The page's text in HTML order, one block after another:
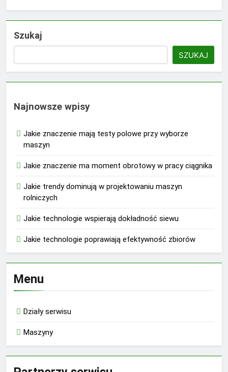
Szukaj
SZUKAJ
Najnowsze wpisy
Jakie znaczenie mają testy polowe przy wyborze
maszyn
Jakie znaczenie ma moment obrotowy w pracy ciągnika
Jakie trendy dominują w projektowaniu maszyn
rolniczych
Jakie technologie wspierają dokładność siewu
Jakie technologie poprawiają efektywność zbiorów
Menu
Działy serwisu
Maszyny